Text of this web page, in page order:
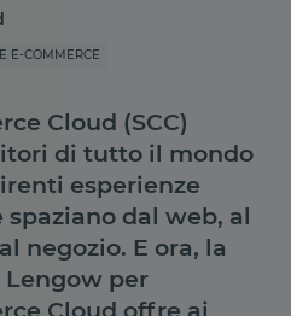
E-COMMERCE
Cloud (SCC)
di tutto il mondo
esperienze
dal web, al
negozio. E ora, la
per
Cloud offre ai